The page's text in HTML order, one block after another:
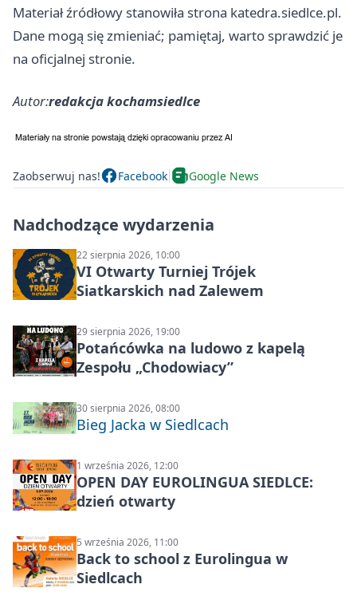
Materiał źródłowy stanowiła strona katedra.siedlce.pl.
Dane mogą się zmieniać; pamiętaj, warto sprawdzić je
na oficjalnej stronie.
Autor:redakcja kochamsiedlce
Zaobserwuj nas! Facebook Google News
Nadchodzące wydarzenia
22 sierpnia 2026, 10:00
VI Otwarty Turniej Trójek
Siatkarskich nad Zalewem
29 sierpnia 2026, 19:00
Potańcówka na ludowo z kapelą
Zespołu „Chodowiacy”
30 sierpnia 2026, 08:00
Bieg Jacka w Siedlcach
1 września 2026, 12:00
OPEN DAY EUROLINGUA SIEDLCE:
dzień otwarty
5 września 2026, 11:00
Back to school z Eurolingua w
Siedlcach